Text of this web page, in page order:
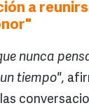
a
nunca
tiempo",